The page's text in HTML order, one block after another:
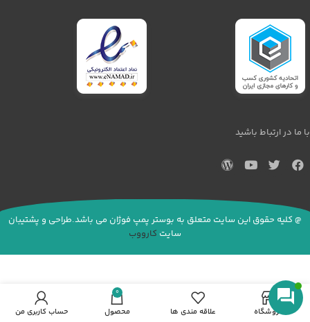
با ما در ارتباط باشید
@ کلیه حقوق این سایت متعلق به بوستر پمپ فوژان می باشد.طراحی و پشتیبان
سایت کارووب
فروشگاه علاقه مندی ها
0
محصول حساب کاربری من